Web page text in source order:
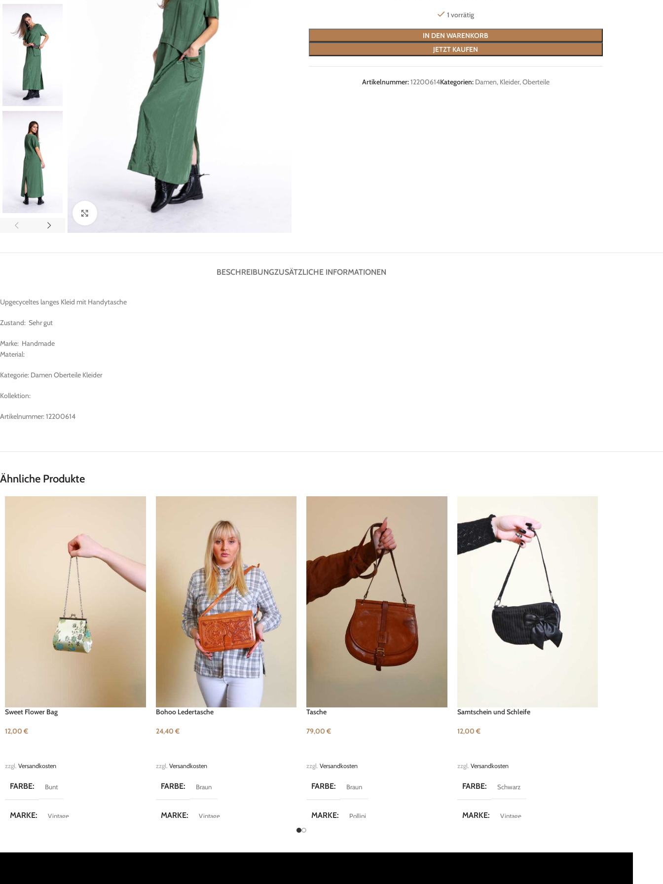
Klick zum Vergrößern
1 vorrätig
IN DEN WARENKORB
JETZT KAUFEN
Artikelnummer:12200614Kategorien: Damen, Kleider,Oberteile
BESCHREIBUNGZUSÄTZLICHE INFORMATIONEN
Upgecyceltes langes Kleid mit Handytasche
Zustand: Sehr gut
Marke: Handmade
Material:
Kategorie: Damen Oberteile Kleider
Kollektion:
Artikelnummer: 12200614
Ähnliche Produkte
Sweet Flower Bag
12,00 €
zzgl. Versandkosten
FARBE Bunt
MARKE Vintage
Bohoo Ledertasche
24,40 €
zzgl. Versandkosten
FARBE Braun
MARKE Vintage
Tasche
79,00 €
zzgl. Versandkosten
FARBE Braun
MARKE Pollini
Samtschein und Schleife
12,00 €
zzgl. Versandkosten
FARBE Schwarz
MARKE Vintage